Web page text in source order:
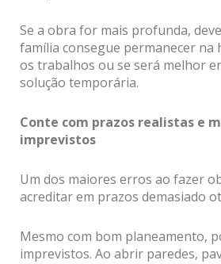
Se a obra for mais profunda,
família consegue permanecer na
os trabalhos ou se será melhor
solução temporária.
Conte com prazos realistas e
imprevistos
Um dos maiores erros ao fazer
acreditar em prazos demasiado
Mesmo com bom planeamento,
imprevistos. Ao abrir paredes,